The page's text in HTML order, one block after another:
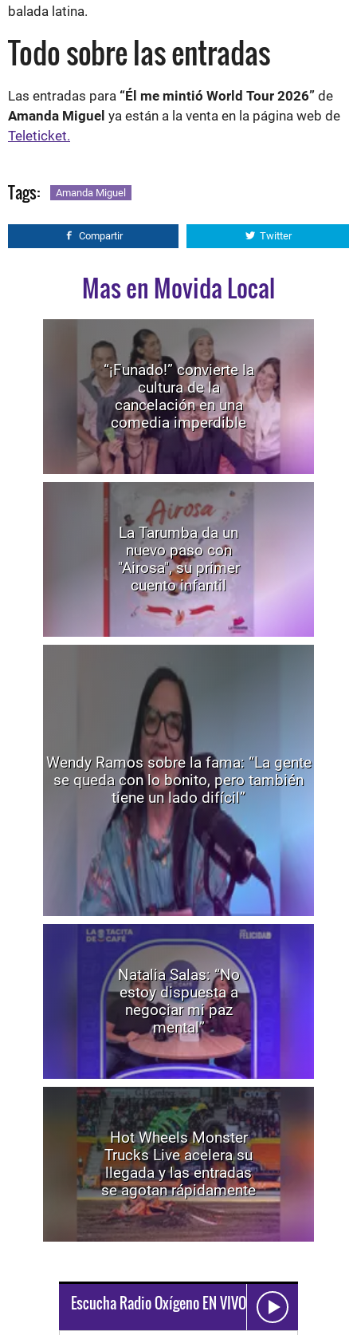
balada latina.
Todo sobre las entradas
Las entradas para “Él me mintió World Tour 2026” de
Amanda Miguel ya están a la venta en la página web de
Teleticket.
Tags: Amanda Miguel
Compartir Twitter
Mas en Movida Local
“¡Funado!” convierte la
cultura de la
cancelación en una
comedia imperdible
La Tarumba da un
nuevo paso con
"Airosa", su primer
cuento infantil
Wendy Ramos sobre la fama: “La gente
se queda con lo bonito, pero también
tiene un lado difícil”
Natalia Salas: “No
estoy dispuesta a
negociar mi paz
mental”
Hot Wheels Monster
Trucks Live acelera su
llegada y las entradas
se agotan rápidamente
Escucha Radio Oxígeno EN VIVO